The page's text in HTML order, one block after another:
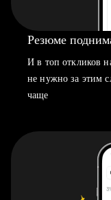
Резюме
И в топ откликов
не нужно за этим
чаще